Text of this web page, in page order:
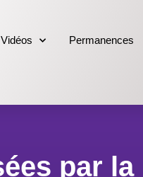
Vidéos Permanences
par la